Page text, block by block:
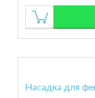
Насадка для